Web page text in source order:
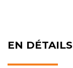
EN DÉTAILS